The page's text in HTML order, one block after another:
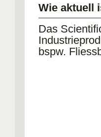
Wie aktuell
Das
bspw.